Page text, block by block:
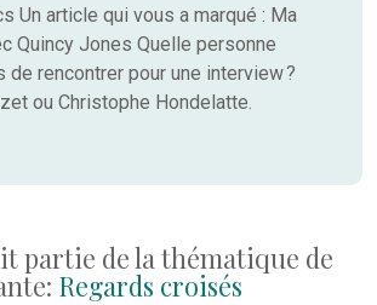
Un article qui vous a marqué : Ma
Quincy Jones Quelle personne
rencontrer pour une interview ?
ou Christophe Hondelatte.
partie de la thématique de
Regards croisés